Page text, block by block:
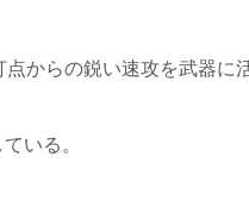
からの鋭い速攻を武器に
いる。